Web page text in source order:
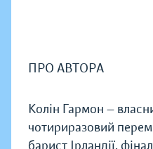
ПРО АВТОРА
Колін Гармон —
чотириразовий
барист Ірландії,